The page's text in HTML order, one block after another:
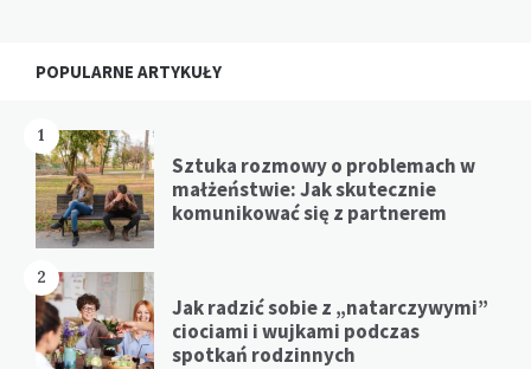
Widgets
POPULARNE ARTYKUŁY
1
Sztuka rozmowy o problemach w
małżeństwie: Jak skutecznie
komunikować się z partnerem
2
Jak radzić sobie z „natarczywymi”
ciociami i wujkami podczas
spotkań rodzinnych